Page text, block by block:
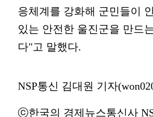
응체계를 강화해 군민들이
있는 안전한 울진군을 만드
다"고 말했다.
NSP통신 김대원 기자
ⓒ한국의 경제뉴스통신사